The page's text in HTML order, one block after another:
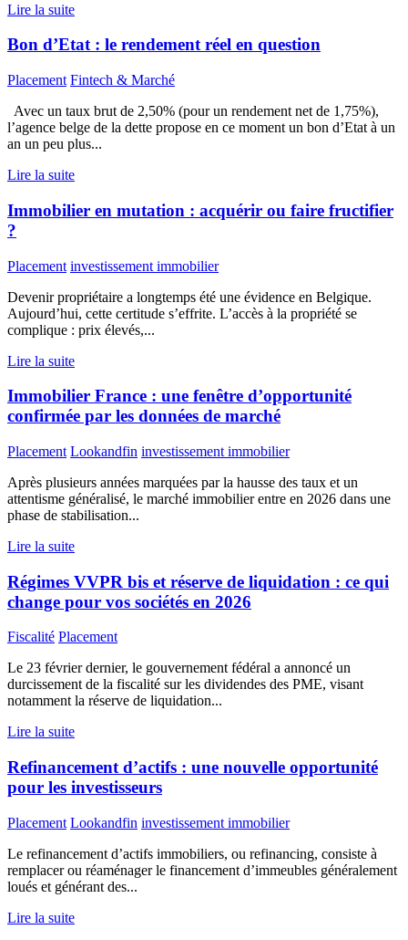
Lire la suite
Bon d’Etat : le rendement réel en question
Placement Fintech & Marché
Avec un taux brut de 2,50% (pour un rendement net de 1,75%),
l’agence belge de la dette propose en ce moment un bon d’Etat à un
an un peu plus...
Lire la suite
Immobilier en mutation : acquérir ou faire fructifier
?
Placement investissement immobilier
Devenir propriétaire a longtemps été une évidence en Belgique.
Aujourd’hui, cette certitude s’effrite. L’accès à la propriété se
complique : prix élevés,...
Lire la suite
Immobilier France : une fenêtre d’opportunité
confirmée par les données de marché
Placement Lookandfin investissement immobilier
Après plusieurs années marquées par la hausse des taux et un
attentisme généralisé, le marché immobilier entre en 2026 dans une
phase de stabilisation...
Lire la suite
Régimes VVPR bis et réserve de liquidation : ce qui
change pour vos sociétés en 2026
Fiscalité Placement
Le 23 février dernier, le gouvernement fédéral a annoncé un
durcissement de la fiscalité sur les dividendes des PME, visant
notamment la réserve de liquidation...
Lire la suite
Refinancement d’actifs : une nouvelle opportunité
pour les investisseurs
Placement Lookandfin investissement immobilier
Le refinancement d’actifs immobiliers, ou refinancing, consiste à
remplacer ou réaménager le financement d’immeubles généralement
loués et générant des...
Lire la suite